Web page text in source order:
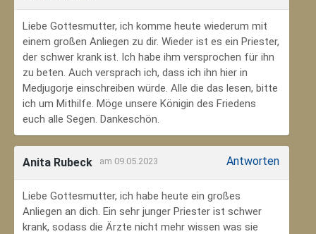
Liebe Gottesmutter, ich komme heute wiederum mit
einem großen Anliegen zu dir. Wieder ist es ein Priester,
der schwer krank ist. Ich habe ihm versprochen für ihn
zu beten. Auch versprach ich, dass ich ihn hier in
Medjugorje einschreiben würde. Alle die das lesen, bitte
ich um Mithilfe. Möge unsere Königin des Friedens
euch alle Segen. Dankeschön.
Anita Rubeck am 09.05.2023 Antworten
Liebe Gottesmutter, ich habe heute ein großes
Anliegen an dich. Ein sehr junger Priester ist schwer
krank, sodass die Ärzte nicht mehr wissen was sie